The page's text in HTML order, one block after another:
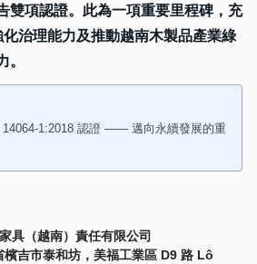
雙項認證。此為一項重要里程碑，充
治理能力及推動越南木製品產業綠
。
14064-1:2018 認證 —— 邁向永續發展的重
具（越南）責任有限公司
檳吉市泰和坊，美福工業區 D9 路 Lô